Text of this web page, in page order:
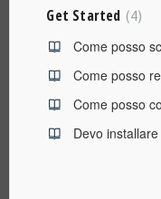
Get Started 4
Come posso
Come posso
Come posso
Devo